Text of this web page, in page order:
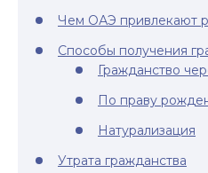
Чем ОАЭ привлекают
Способы получения
Гражданство
По праву
Натурализация
Утрата гражданства